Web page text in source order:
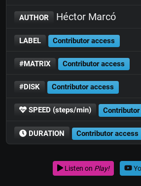
AUTHOR Héctor Marcó
LABEL Contributor access
#MATRIX Contributor access
#DISK Contributor access
SPEED (steps/min)
DURATION Contributor access
Listen on Play!